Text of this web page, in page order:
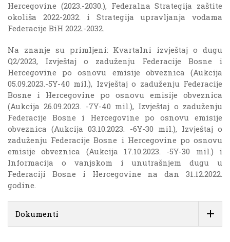
Hercegovine (2023.-2030.), Federalna Strategija zaštite
okoliša 2022-2032. i Strategija upravljanja vodama
Federacije BiH 2022.-2032.
Na znanje su primljeni: Kvartalni izvještaj o dugu
Q2/2023, Izvještaj o zaduženju Federacije Bosne i
Hercegovine po osnovu emisije obveznica (Aukcija
05.09.2023.-5Y-40 mil.), Izvještaj o zaduženju Federacije
Bosne i Hercegovine po osnovu emisije obveznica
(Aukcija 26.09.2023. -7Y-40 mil.), Izvještaj o zaduženju
Federacije Bosne i Hercegovine po osnovu emisije
obveznica (Aukcija 03.10.2023. -6Y-30 mil.), Izvještaj o
zaduženju Federacije Bosne i Hercegovine po osnovu
emisije obveznica (Aukcija 17.10.2023. -5Y-30 mil.) i
Informacija o vanjskom i unutrašnjem dugu u
Federaciji Bosne i Hercegovine na dan 31.12.2022.
godine.
Dokumenti